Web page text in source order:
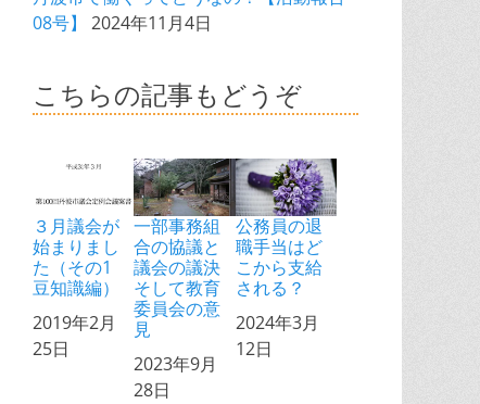
08号】
2024年11月4日
こちらの記事もどうぞ
３月議会が
始まりまし
た（その1
豆知識編）
日付
2019年2月
25日
一部事務組
合の協議と
議会の議決
そして教育
委員会の意
見
日付
2023年9月
28日
公務員の退
職手当はど
こから支給
される？
日付
2024年3月
12日